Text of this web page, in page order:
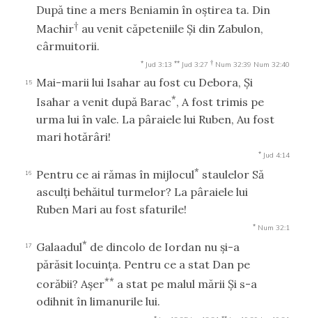
După tine a mers Beniamin în oştirea ta. Din
Machir† au venit căpeteniile Şi din Zabulon,
cârmuitorii.
* Jud 3:13 ** Jud 3:27 † Num 32:39 Num 32:40
15
Mai-marii lui Isahar au fost cu Debora, Şi
Isahar a venit după Barac*, A fost trimis pe
urma lui în vale. La pâraiele lui Ruben, Au fost
mari hotărâri!
* Jud 4:14
16 Pentru ce ai rămas în mijlocul* staulelor Să
asculţi behăitul turmelor? La pâraiele lui
Ruben Mari au fost sfaturile!
* Num 32:1
17 Galaadul* de dincolo de Iordan nu şi-a
părăsit locuinţa. Pentru ce a stat Dan pe
corăbii? Aşer** a stat pe malul mării Şi s-a
odihnit în limanurile lui.